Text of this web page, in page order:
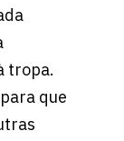
tropa.
que